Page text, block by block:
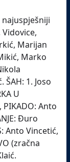
najuspješniji
Vidovice,
Marijan
Marko
1. Joso
U
PIKADO: Anto
Đuro
Anto Vincetić,
(zračna